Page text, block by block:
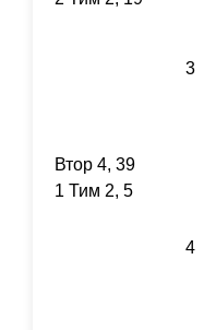
3
Втор 4, 39
1 Тим 2, 5
4